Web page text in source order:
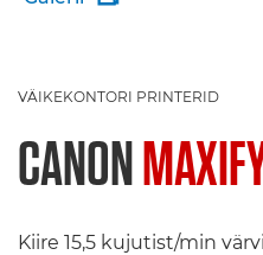
VÄIKEKONTORI PRINTERID
CANON
Kiire 15,5 kujutist/min